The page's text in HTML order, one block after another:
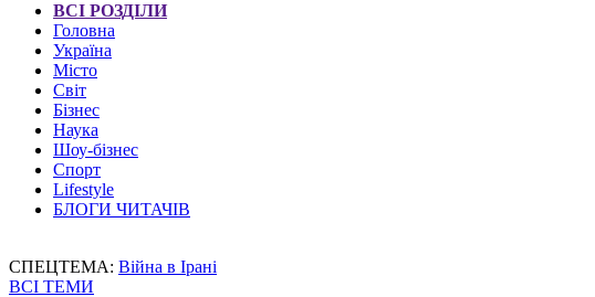
ВСІ РОЗДІЛИ
Головна
Україна
Місто
Світ
Бізнес
Наука
Шоу-бізнес
Спорт
Lifestyle
БЛОГИ ЧИТАЧІВ
СПЕЦТЕМА: Війна в Ірані
ВСІ ТЕМИ